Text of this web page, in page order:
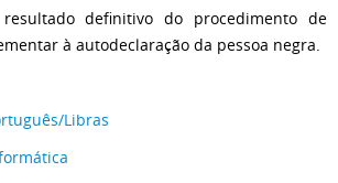
definitivo do procedimento de
à autodeclaração da pessoa negra.
Libras